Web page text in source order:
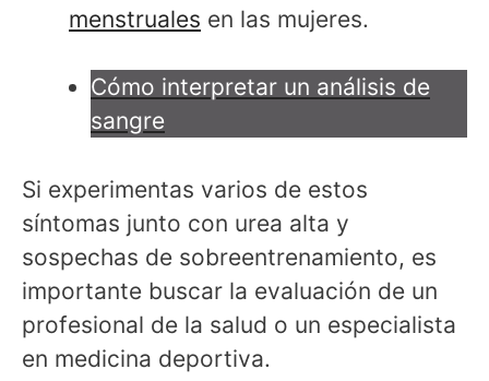
menstruales en las mujeres.
Cómo interpretar un análisis de
sangre
Si experimentas varios de estos
síntomas junto con urea alta y
sospechas de sobreentrenamiento, es
importante buscar la evaluación de un
profesional de la salud o un especialista
en medicina deportiva.